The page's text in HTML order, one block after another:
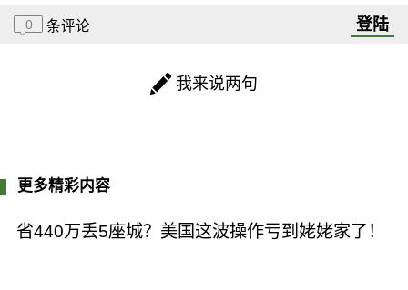
0 条评论 登陆
我来说两句
更多精彩内容
省440万丢5座城？美国这波操作亏到姥姥家了！